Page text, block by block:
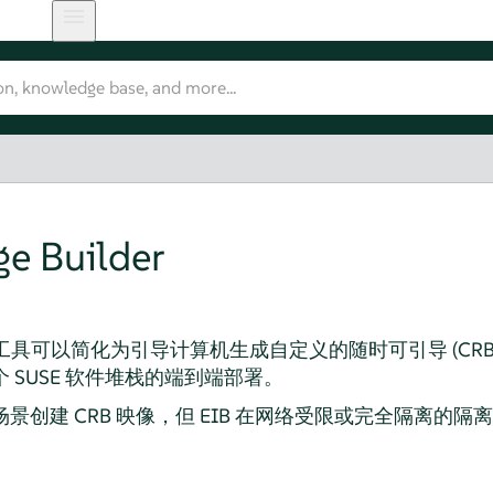
Builder
具可以简化为引导计算机生成自定义的随时可引导
软件堆栈的端到端部署。
景创建 CRB 映像，但 EIB 在网络受限或完全隔离的隔